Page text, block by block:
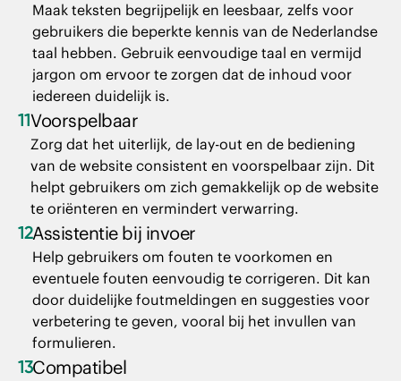
Maak teksten begrijpelijk en leesbaar, zelfs voor
gebruikers die beperkte kennis van de Nederlandse
taal hebben. Gebruik eenvoudige taal en vermijd
jargon om ervoor te zorgen dat de inhoud voor
iedereen duidelijk is.
11Voorspelbaar
Zorg dat het uiterlijk, de lay-out en de bediening
van de website consistent en voorspelbaar zijn. Dit
helpt gebruikers om zich gemakkelijk op de website
te oriënteren en vermindert verwarring.
12Assistentie bij invoer
Help gebruikers om fouten te voorkomen en
eventuele fouten eenvoudig te corrigeren. Dit kan
door duidelijke foutmeldingen en suggesties voor
verbetering te geven, vooral bij het invullen van
formulieren.
13Compatibel